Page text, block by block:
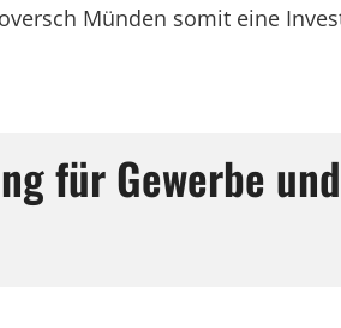
Münden somit eine
für Gewerbe